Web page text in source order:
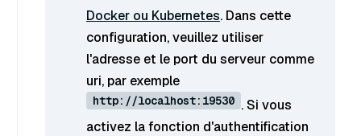
Docker ou Kubernetes. Dans cette
configuration, veuillez utiliser
l'adresse et le port du serveur comme
uri, par exemple
http://localhost:19530 . Si vous
activez la fonction d'authentification